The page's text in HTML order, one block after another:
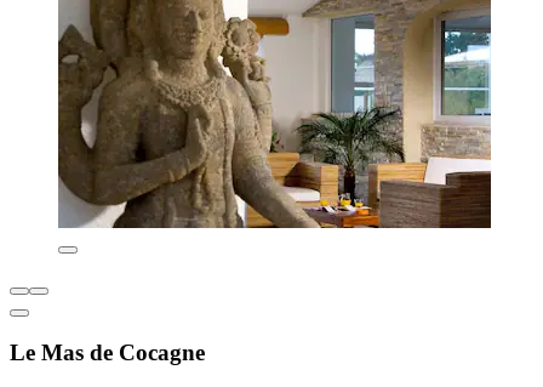
Le Mas de Cocagne